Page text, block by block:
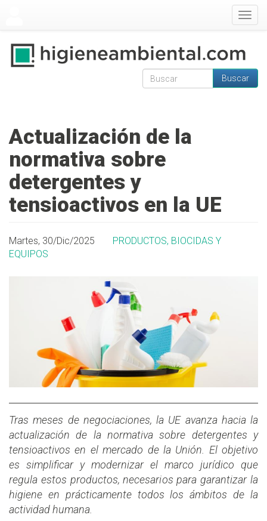
Formulario de
Buscar
Actualización de la
normativa sobre
detergentes y
tensioactivos en la UE
Martes, 30/Dic/2025
PRODUCTOS, BIOCIDAS Y
EQUIPOS
Tras meses de negociaciones, la UE avanza hacia la
actualización de la normativa sobre detergentes y
tensioactivos en el mercado de la Unión. El objetivo
es simplificar y modernizar el marco jurídico que
regula estos productos, necesarios para garantizar la
higiene en prácticamente todos los ámbitos de la
actividad humana.